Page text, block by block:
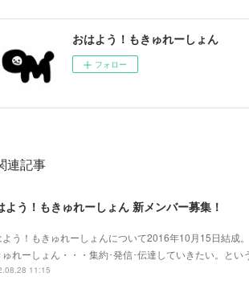
おはよう！もきゅれーしょん
フォロー
連記事
よう！もきゅれーしょん 新メンバー募集！
よう！もきゅれーしょんについて2016年10月15日結成
ゅれーしょん・・・集約･発信･伝達していきたい。と
11:15